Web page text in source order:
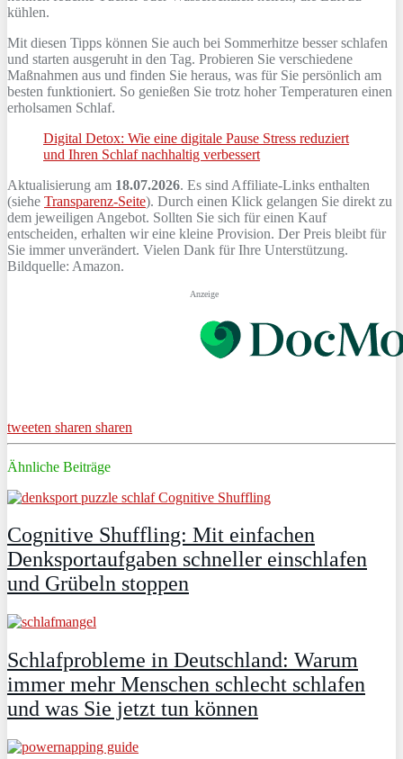
kühlen.
Mit diesen Tipps können Sie auch bei Sommerhitze besser schlafen
und starten ausgeruht in den Tag. Probieren Sie verschiedene
Maßnahmen aus und finden Sie heraus, was für Sie persönlich am
besten funktioniert. So genießen Sie trotz hoher Temperaturen einen
erholsamen Schlaf.
Digital Detox: Wie eine digitale Pause Stress reduziert
und Ihren Schlaf nachhaltig verbessert
Aktualisierung am 18.07.2026. Es sind Affiliate-Links enthalten
(siehe Transparenz-Seite). Durch einen Klick gelangen Sie direkt zu
dem jeweiligen Angebot. Sollten Sie sich für einen Kauf
entscheiden, erhalten wir eine kleine Provision. Der Preis bleibt für
Sie immer unverändert. Vielen Dank für Ihre Unterstützung.
Bildquelle: Amazon.
Anzeige
tweeten sharen sharen
Ähnliche Beiträge
Cognitive Shuffling: Mit einfachen
Denksportaufgaben schneller einschlafen
und Grübeln stoppen
Schlafprobleme in Deutschland: Warum
immer mehr Menschen schlecht schlafen
und was Sie jetzt tun können